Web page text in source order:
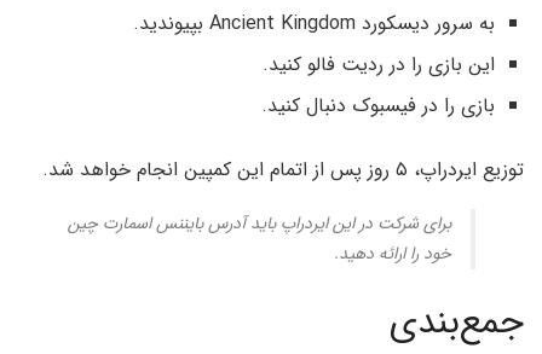
به سرور دیسکورد Ancient Kingdom بپیوندید.
این بازی را در ردیت فالو کنید.
بازی را در فیسبوک دنبال کنید.
توزیع ایردراپ، ۵ روز پس از اتمام این کمپین انجام خواهد شد.
برای شرکت در این ایردراپ باید آدرس بایننس اسمارت چین
خود را ارائه دهید.
جمع‌بندی